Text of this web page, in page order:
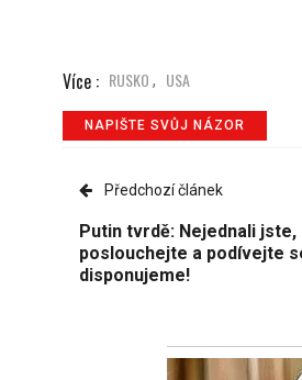
Více : RUSKO , USA
NAPIŠTE SVŮJ NÁZOR
Předchozí článek
Putin tvrdě: Nejednali
poslouchejte a podívejte
disponujeme!